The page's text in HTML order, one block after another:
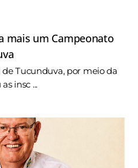
mais um Campeonato
Tucunduva, por meio da
insc ...